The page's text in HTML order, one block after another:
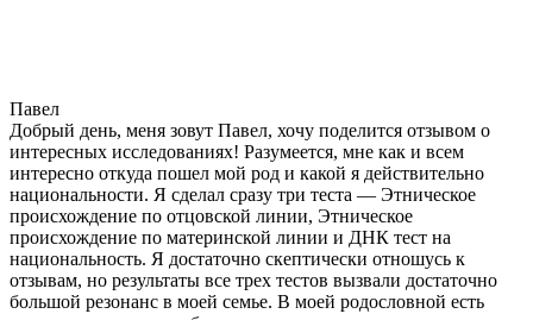
Павел
Добрый день, меня зовут Павел, хочу поделится отзывом о
интересных исследованиях! Разумеется, мне как и всем
интересно откуда пошел мой род и какой я действительно
национальности. Я сделал сразу три теста — Этническое
происхождение по отцовской линии, Этническое
происхождение по материнской линии и ДНК тест на
национальность. Я достаточно скептически отношусь к
отзывам, но результаты все трех тестов вызвали достаточно
большой резонанс в моей семье. В моей родословной есть